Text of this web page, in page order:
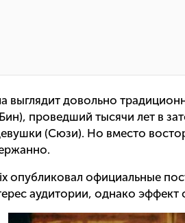
выглядит довольно
проведший тысячи лет в
(Сюзи). Но вместо
опубликовал официальные
аудитории, однако эффект